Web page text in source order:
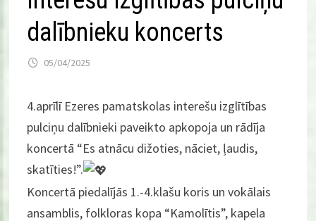
dalībnieku koncerts
05/04/2025
4.aprīlī Ezeres pamatskolas interešu izglītības
pulciņu dalībnieki paveikto apkopoja un rādīja
koncertā “Es atnācu dižoties, nāciet, ļaudis,
skatīties!”.
Koncertā piedalījās 1.-4.klašu koris un vokālais
ansamblis, folkloras kopa “Kamolītis”, kapela